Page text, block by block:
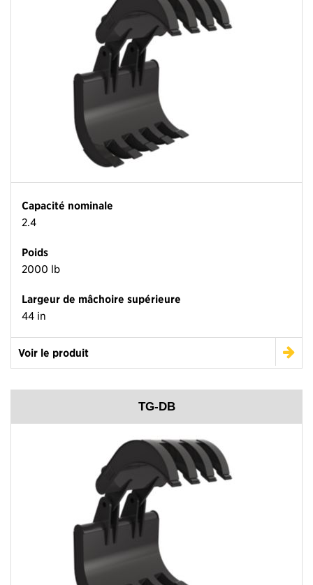
Capacité nominale
2.4
Poids
2000 lb
Largeur de mâchoire supérieure
44 in
Voir le produit
TG-DB